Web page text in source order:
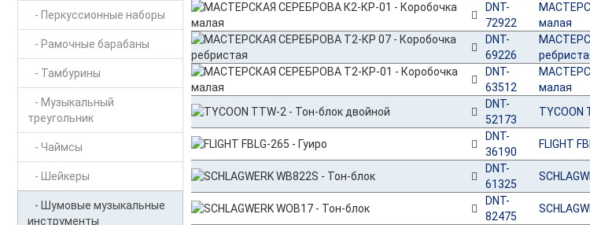
- Перкуссионные наборы
- Рамочные барабаны
- Тамбурины
- Музыкальный
треугольник
- Чаймсы
- Шейкеры
- Шумовые музыкальные
инструменты
DNT-
72922
малая
DNT-
69226
DNT-
63512
малая
DNT-
52173
TYCOON
DNT-
36190
FLIGHT
DNT-
61325
DNT-
82475